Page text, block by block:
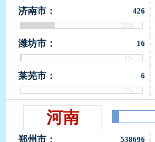
济南市： 426
28%
潍坊市： 16
1%
莱芜市： 6
0%
河南
郑州市： 538696